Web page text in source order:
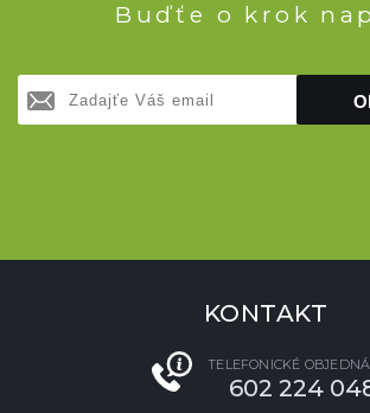
Buďťe o krok
KONTAKT
TELEFONICKÉ
602 224